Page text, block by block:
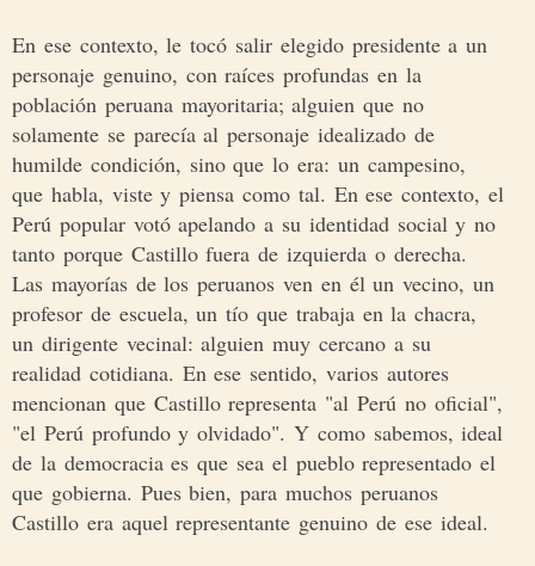
En ese contexto, le tocó salir elegido presidente a un
personaje genuino, con raíces profundas en la
población peruana mayoritaria; alguien que no
solamente se parecía al personaje idealizado de
humilde condición, sino que lo era: un campesino,
que habla, viste y piensa como tal. En ese contexto, el
Perú popular votó apelando a su identidad social y no
tanto porque Castillo fuera de izquierda o derecha.
Las mayorías de los peruanos ven en él un vecino, un
profesor de escuela, un tío que trabaja en la chacra,
un dirigente vecinal: alguien muy cercano a su
realidad cotidiana. En ese sentido, varios autores
mencionan que Castillo representa "al Perú no oficial",
"el Perú profundo y olvidado". Y como sabemos, ideal
de la democracia es que sea el pueblo representado el
que gobierna. Pues bien, para muchos peruanos
Castillo era aquel representante genuino de ese ideal.